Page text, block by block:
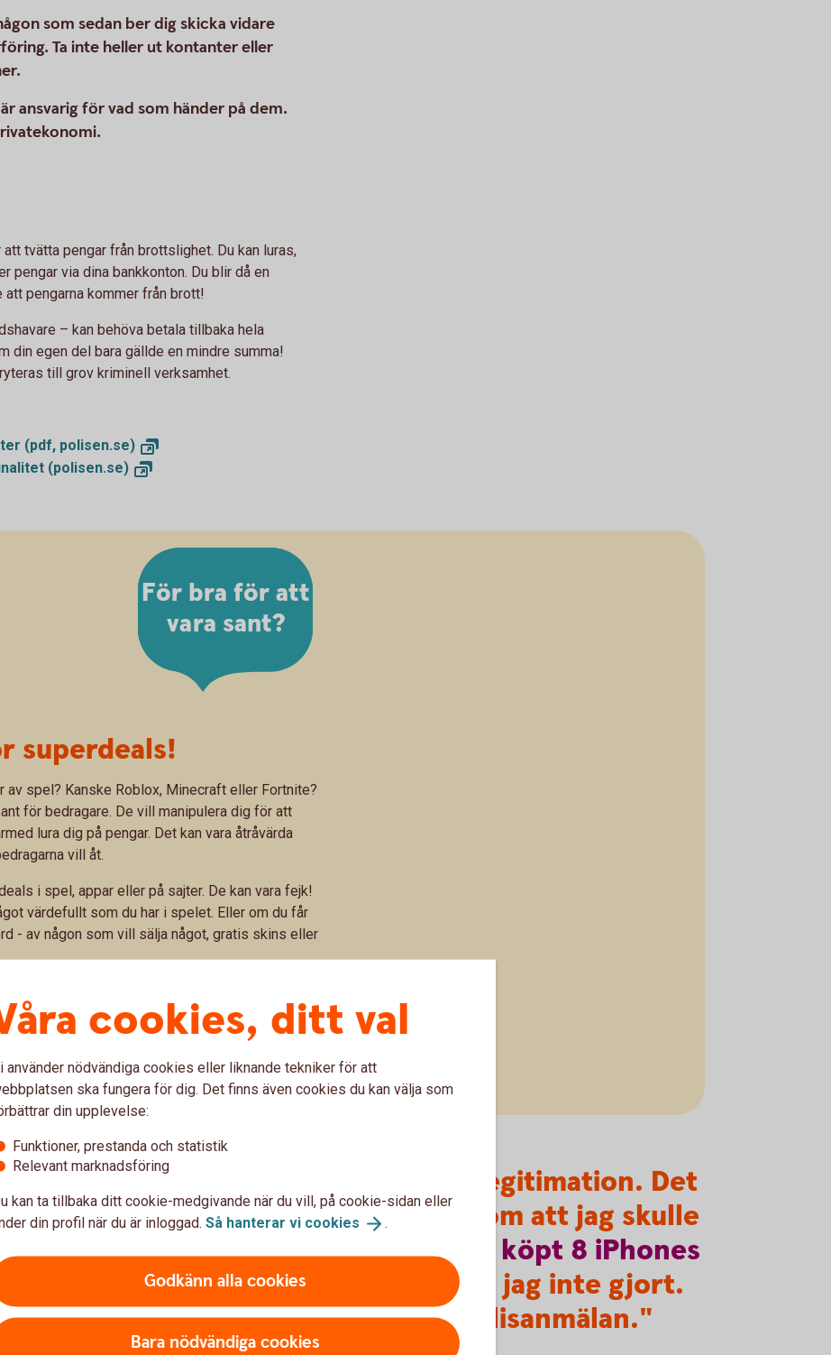
som sedan ber dig skicka vidare
Ta inte heller ut kontanter eller
ansvarig för vad som händer på dem.
tvätta pengar från brottslighet. Du kan luras,
pengar via dina bankkonton. Du blir då en
pengarna kommer från brott!
– kan behöva betala tillbaka hela
din egen del bara gällde en mindre summa!
till grov kriminell verksamhet.
(pdf, polisen.se)
(polisen.se)
superdeals!
av spel? Kanske Roblox, Minecraft eller Fortnite?
för bedragare. De vill manipulera dig för att
lura dig på pengar. Det kan vara åtråvärda
vill åt.
i spel, appar eller på sajter. De kan vara fejk!
värdefullt som du har i spelet. Eller om du får
- av någon som vill sälja något, gratis skins eller
är den nog det!
– Sune från Umeå "Tog allting" (svt.se)
För bra för att
vara sant?
du först godkänna cookies för
"Jag tappade min legitimation. Det
kom hem fakturor om att jag skulle
betala. Att jag hade köpt 8 iPhones
liksom. Nej, det har jag inte gjort.
Jag fick göra en polisanmälan."
cookies, ditt val
använder nödvändiga cookies eller liknande tekniker för att
ska fungera för dig. Det finns även cookies du kan välja som
din upplevelse:
Funktioner, prestanda och statistik
Relevant marknadsföring
kan ta tillbaka ditt cookie-medgivande när du vill, på cookie-sidan eller
din profil när du är inloggad. Så hanterar vi cookies .
Godkänn alla cookies
Bara nödvändiga cookies